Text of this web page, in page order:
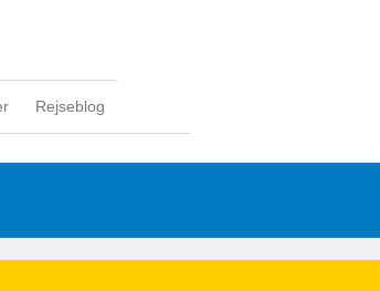
Rejseblog